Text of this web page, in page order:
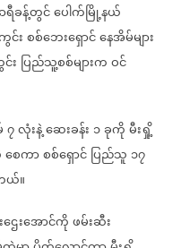
ရီခန့်တွင်ပေါက်မြို့နယ်
င်းစစ်ဘေးရှောင်နေအိမ်များ
း ပြည်သူ့စစ်များကဝင်
၇လုံးနဲ့ဆေးခန်း ၁ခုကိုမီးရှို့
စေကာစစ်ရှောင်ပြည်သူ ၁၇
ယ်။
ဌေးအောင်ကိုဖမ်းဆီး